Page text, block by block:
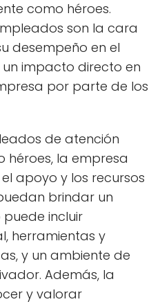
como héroes.
son la cara
desempeño en el
un impacto directo en
por parte de los
de atención
héroes, la empresa
apoyo y los recursos
brindar un
puede incluir
herramientas y
y un ambiente de
Además, la
y valorar